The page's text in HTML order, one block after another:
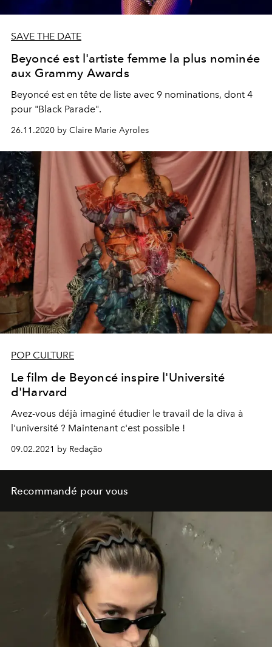
SAVE THE DATE
Beyoncé est l'artiste femme la plus nominée
aux Grammy Awards
Beyoncé est en tête de liste avec 9 nominations, dont 4
pour "Black Parade".
26.11.2020 by Claire Marie Ayroles
POP CULTURE
Le film de Beyoncé inspire l'Université
d'Harvard
Avez-vous déjà imaginé étudier le travail de la diva à
l'université ? Maintenant c'est possible !
09.02.2021 by Redação
Recommandé pour vous